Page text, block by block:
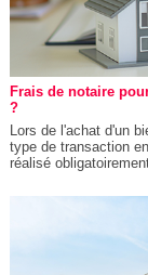
Frais de notaire
?
Lors de l'achat d'un
type de transaction
réalisé